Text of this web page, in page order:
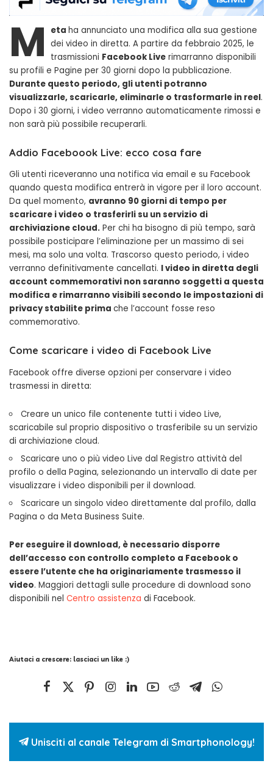
M eta ha annunciato una modifica alla sua gestione
dei video in diretta. A partire da febbraio 2025, le
trasmissioni Facebook Liverimarranno disponibili
su profili e Pagine per 30 giorni dopo la pubblicazione.
Durante questo periodo, gli utenti potranno
visualizzarle, scaricarle, eliminarle o trasformarle in reel.
Dopo i 30 giorni, i video verranno automaticamente rimossi e
non sarà più possibile recuperarli.
Addio Faceboook Live: ecco cosa fare
Gli utenti riceveranno una notifica via email e su Facebook
quando questa modifica entrerà in vigore per il loro account.
Da quel momento, avranno 90 giorni di tempo per
scaricare i video o trasferirli su un servizio di
archiviazione cloud. Per chi ha bisogno di più tempo, sarà
possibile posticipare l’eliminazione per un massimo di sei
mesi, ma solo una volta. Trascorso questo periodo, i video
verranno definitivamente cancellati. I video in diretta degli
account commemorativi non saranno soggetti a questa
modifica e rimarranno visibili secondo le impostazioni di
privacy stabilite prima che l’account fosse reso
commemorativo.
Come scaricare i video di Facebook Live
Facebook offre diverse opzioni per conservare i video
trasmessi in diretta:
Creare un unico file contenente tutti i video Live,
scaricabile sul proprio dispositivo o trasferibile su un servizio
di archiviazione cloud.
Scaricare uno o più video Live dal Registro attività del
profilo o della Pagina, selezionando un intervallo di date per
visualizzare i video disponibili per il download.
Scaricare un singolo video direttamente dal profilo, dalla
Pagina o da Meta Business Suite.
Per eseguire il download, è necessario disporre
dell’accesso con controllo completo a Facebook o
essere l’utente che ha originariamente trasmesso il
video. Maggiori dettagli sulle procedure di download sono
disponibili nel Centro assistenza di Facebook.
Aiutaci a crescere: lasciaci un like :)
Unisciti al canale Telegram di Smartphonology!